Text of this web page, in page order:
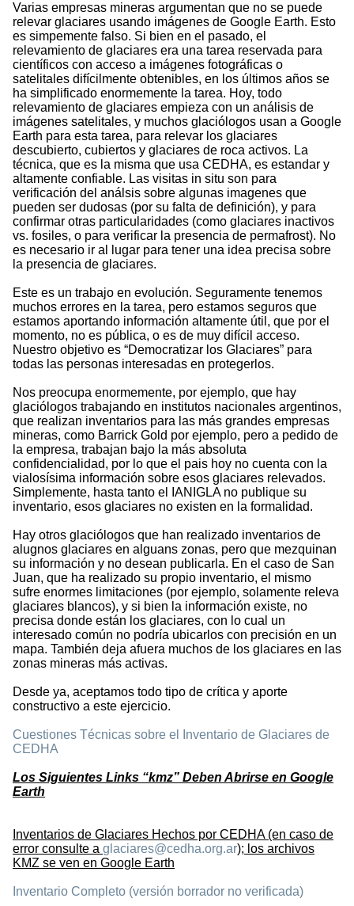
Varias empresas mineras argumentan que no se puede
relevar glaciares usando imágenes de Google Earth. Esto
es simpemente falso. Si bien en el pasado, el
relevamiento de glaciares era una tarea reservada para
científicos con acceso a imágenes fotográficas o
satelitales difícilmente obtenibles, en los últimos años se
ha simplificado enormemente la tarea. Hoy, todo
relevamiento de glaciares empieza con un análisis de
imágenes satelitales, y muchos glaciólogos usan a Google
Earth para esta tarea, para relevar los glaciares
descubierto, cubiertos y glaciares de roca activos. La
técnica, que es la misma que usa CEDHA, es estandar y
altamente confiable. Las visitas in situ son para
verificación del análsis sobre algunas imagenes que
pueden ser dudosas (por su falta de definición), y para
confirmar otras particularidades (como glaciares inactivos
vs. fosiles, o para verificar la presencia de permafrost). No
es necesario ir al lugar para tener una idea precisa sobre
la presencia de glaciares.
Este es un trabajo en evolución. Seguramente tenemos
muchos errores en la tarea, pero estamos seguros que
estamos aportando información altamente útil, que por el
momento, no es pública, o es de muy difícil acceso.
Nuestro objetivo es “Democratizar los Glaciares” para
todas las personas interesadas en protegerlos.
Nos preocupa enormemente, por ejemplo, que hay
glaciólogos trabajando en institutos nacionales argentinos,
que realizan inventarios para las más grandes empresas
mineras, como Barrick Gold por ejemplo, pero a pedido de
la empresa, trabajan bajo la más absoluta
confidencialidad, por lo que el pais hoy no cuenta con la
vialosísima información sobre esos glaciares relevados.
Simplemente, hasta tanto el IANIGLA no publique su
inventario, esos glaciares no existen en la formalidad.
Hay otros glaciólogos que han realizado inventarios de
alugnos glaciares en alguans zonas, pero que mezquinan
su información y no desean publicarla. En el caso de San
Juan, que ha realizado su propio inventario, el mismo
sufre enormes limitaciones (por ejemplo, solamente releva
glaciares blancos), y si bien la información existe, no
precisa donde están los glaciares, con lo cual un
interesado común no podría ubicarlos con precisión en un
mapa. También deja afuera muchos de los glaciares en las
zonas mineras más activas.
Desde ya, aceptamos todo tipo de crítica y aporte
constructivo a este ejercicio.
Cuestiones Técnicas sobre el Inventario de Glaciares de
CEDHA
Los Siguientes Links “kmz” Deben Abrirse en Google
Earth
Inventarios de Glaciares Hechos por CEDHA (en caso de
error consulte a glaciares@cedha.org.ar); los archivos
KMZ se ven en Google Earth
Inventario Completo (versión borrador no verificada)